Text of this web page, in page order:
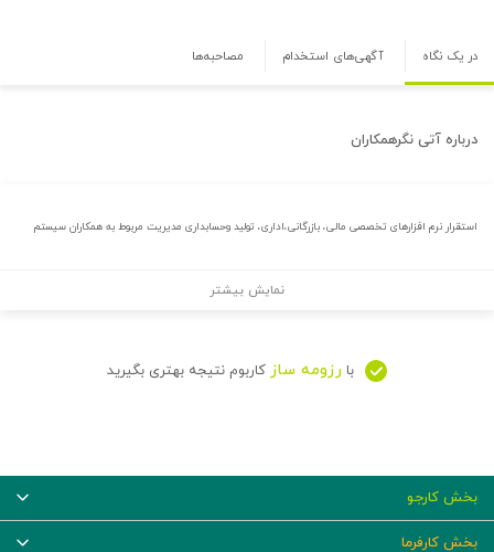
در یک نگاه آگهی‌های استخدام مصاحبه‌ها
درباره آتی نگرهمکاران
استقرار نرم افزارهای تخصصی مالی، بازرگانی،اداری، تولید وحسابداری مدیریت مربوط به همکاران سیستم
نمایش بیشتر
با رزومه ساز کاربوم نتیجه بهتری بگیرید
بخش کارجو
بخش کارفرما